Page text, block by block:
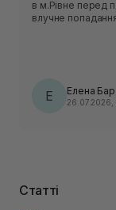
в м.Рівне перед
влучне попадання. ❤️‍🔥 В період, коли моя шкіра
доглядав. ☺️
цей продукт і
зменшились. Він не липкий та швидко вбирається, має
Е Елена
26.07.2026,
Статті